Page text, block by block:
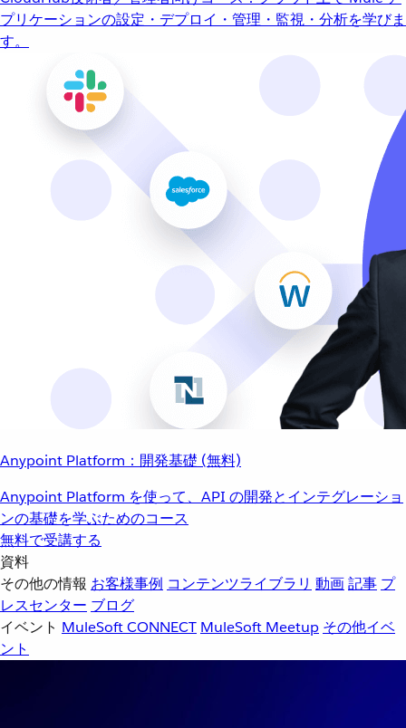
プリケーションの設定・デプロイ・管理・監視・分析を学びま
す。
Anypoint Platform：開発基礎 (無料)
Anypoint Platform を使って、API の開発とインテグレーショ
ンの基礎を学ぶためのコース
無料で受講する
資料
その他の情報 お客様事例 コンテンツライブラリ 動画記事 プ
レスセンター ブログ
イベント MuleSoft CONNECT MuleSoft Meetup その他イベ
ント